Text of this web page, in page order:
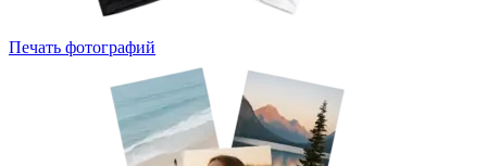
Печать фотографий